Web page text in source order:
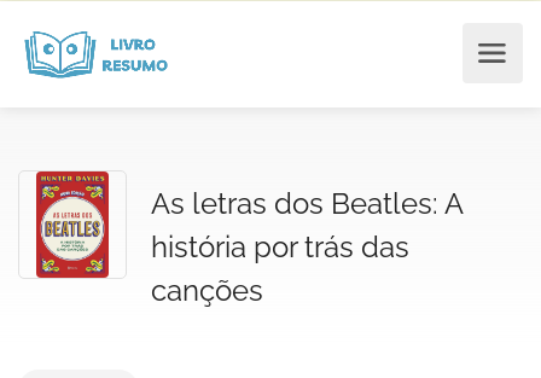
As letras dos Beatles: A
história por trás das
canções